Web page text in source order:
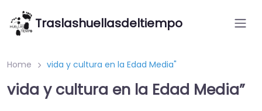
Saltar
contenido
Traslashuellasdeltiempo
Home vida y cultura en la Edad Media"
vida y cultura en la Edad Media”